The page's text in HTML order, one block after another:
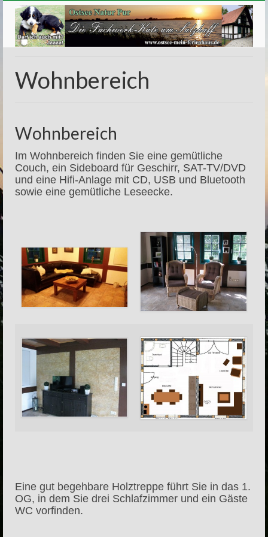
Wohnbereich
Wohnbereich
Im Wohnbereich finden Sie eine gemütliche
Couch, ein Sideboard für Geschirr, SAT-TV/DVD
und eine Hifi-Anlage mit CD, USB und Bluetooth
sowie eine gemütliche Leseecke.
Eine gut begehbare Holztreppe führt Sie in das 1.
OG, in dem Sie drei Schlafzimmer und ein Gäste
WC vorfinden.